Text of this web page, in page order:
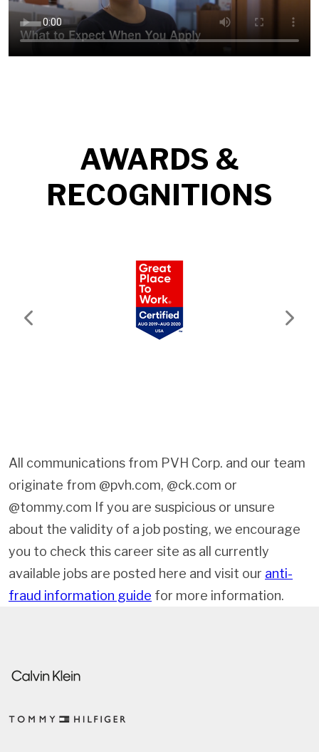
AWARDS &
RECOGNITIONS
Previous Next
All communications from PVH Corp. and our team
originate from @pvh.com, @ck.com or
@tommy.com If you are suspicious or unsure
about the validity of a job posting, we encourage
you to check this career site as all currently
available jobs are posted here and visit our anti-
fraud information guide for more information.